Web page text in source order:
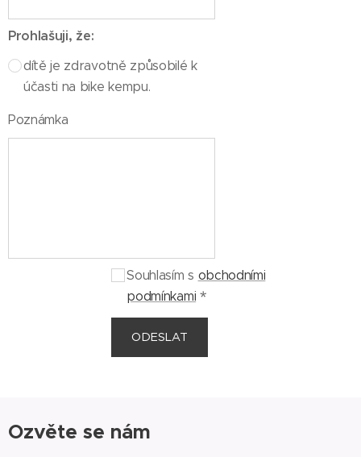
Prohlašuji, že:
dítě je zdravotně způsobilé k
účasti na bike kempu.
Poznámka
Souhlasím s obchodními
podmínkami
ODESLAT
Ozvěte se nám